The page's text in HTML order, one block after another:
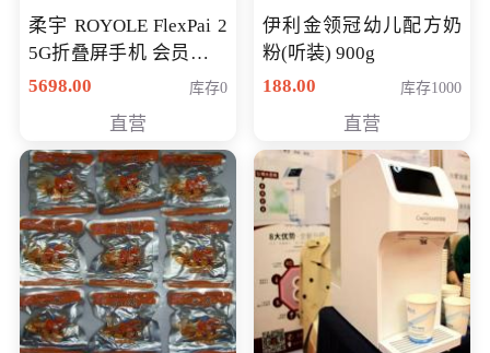
柔宇 ROYOLE FlexPai 2
5G折叠屏手机 会员专享
购买价格 4998元
5698.00 库存0
直营
伊利金领冠幼儿配方奶
粉(听装) 900g
188.00
库存1000
直营